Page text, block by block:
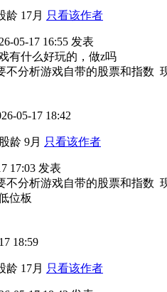
龄 17月 只看该作者
05-17 16:55 发表
有什么好玩的，做z吗
不分析游戏自带的股票和指数
05-17 18:42
龄 9月 只看该作者
17:03 发表
不分析游戏自带的股票和指数
位板
18:59
龄 17月 只看该作者